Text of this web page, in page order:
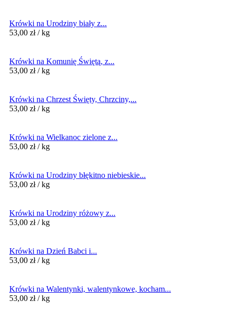
Krówki na Urodziny biały z...
53,00 zł / kg
Krówki na Komunię Świętą, z...
53,00 zł / kg
Krówki na Chrzest Święty, Chrzciny,...
53,00 zł / kg
Krówki na Wielkanoc zielone z...
53,00 zł / kg
Krówki na Urodziny błękitno niebieskie...
53,00 zł / kg
Krówki na Urodziny różowy z...
53,00 zł / kg
Krówki na Dzień Babci i...
53,00 zł / kg
Krówki na Walentynki, walentynkowe, kocham...
53,00 zł / kg